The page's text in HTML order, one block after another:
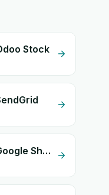
Stock
Mes Colis Express + Google Sheets